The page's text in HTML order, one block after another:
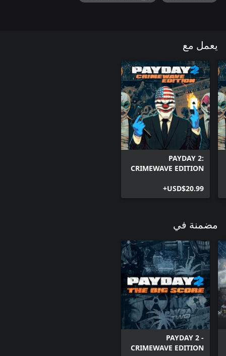
يعمل مع
PAYDAY 2:
CRIMEWAVE EDITION
USD$20.99+
مضمنة في
PAYDAY 2 -
CRIMEWAVE EDITION